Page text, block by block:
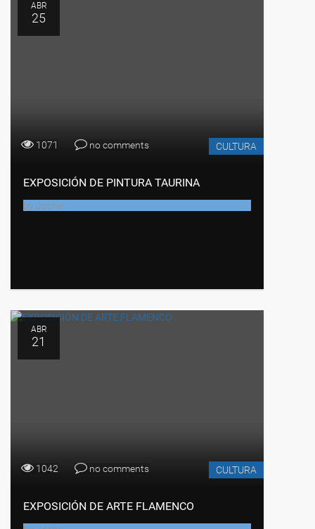
ABR
25
1071 no comments CULTURA
EXPOSICIÓN DE PINTURA TAURINA
by Joche
ABR
21
1042 no comments CULTURA
EXPOSICIÓN DE ARTE FLAMENCO